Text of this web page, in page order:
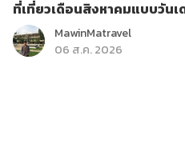
ที่เที่ยวเดือนสิงหาคมแบบวัน
MawinMatravel
06 ส.ค. 2026